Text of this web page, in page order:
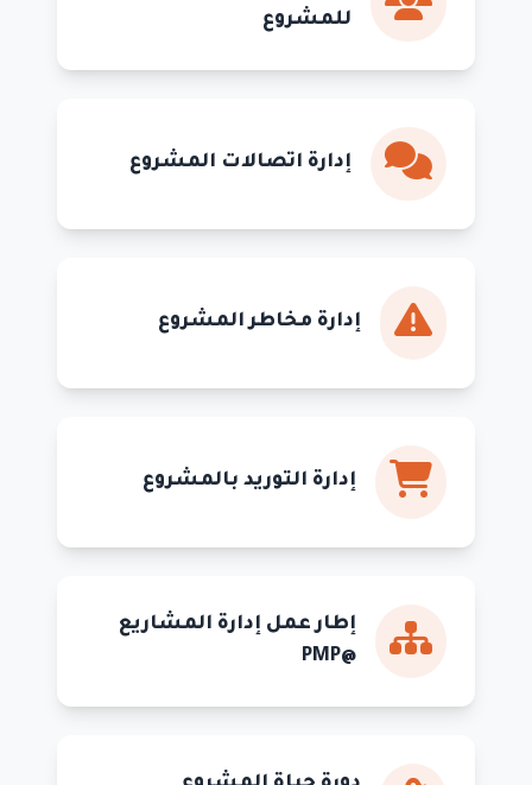
للمشروع
إدارة اتصالات المشروع
إدارة مخاطر المشروع
إدارة التوريد بالمشروع
إطار عمل إدارة المشاريع
@PMP